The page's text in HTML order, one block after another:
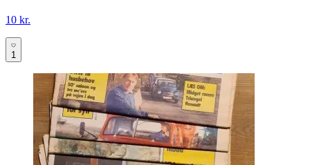
10 kr.
1